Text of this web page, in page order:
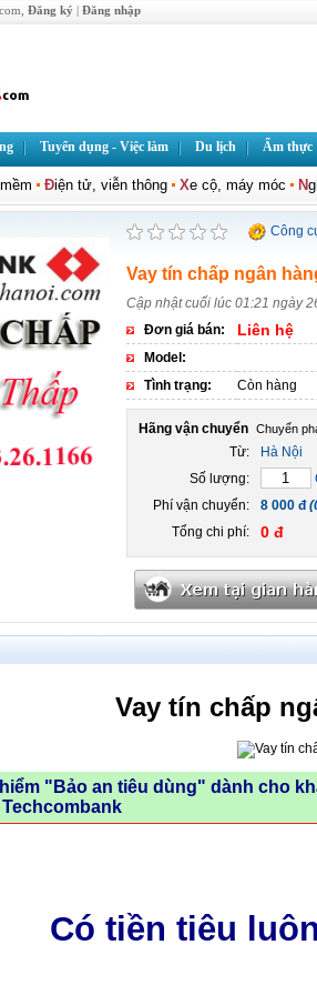
Đăng ký | Đăng nhập
Tuyển dụng - Việc làm Du lịch Ẩm thực
Điện tử, viễn thông Xe cộ, máy móc N
Công
Vay tín chấp ngân
Cập nhật cuối lúc 01:21 ngày
Đơn giá bán:
Liên hệ
Model:
Tình trạng:
Còn hàng
Hãng vận chuyển
Từ:
Hà Nội
Số lượng:
Phí vận chuyển:
8 000 đ
Tổng chi phí:
0 đ
Vay tín chấp
"Bảo an tiêu dùng" dành cho
Có tiền tiêu